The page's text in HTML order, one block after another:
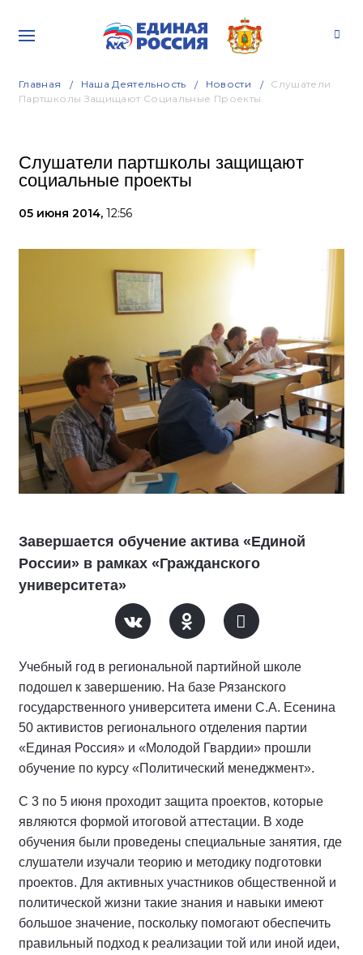
Главная Наша Деятельность Новости
Слушатели
Партшколы Защищают Социальные Проекты
Слушатели партшколы защищают
социальные проекты
05 июня 2014, 12:56
Завершается обучение актива «Единой
России» в рамках «Гражданского
университета»
Учебный год в региональной партийной школе
подошел к завершению. На базе Рязанского
государственного университета имени С.А. Есенина
50 активистов регионального отделения партии
«Единая Россия» и «Молодой Гвардии» прошли
обучение по курсу «Политический менеджмент».
С 3 по 5 июня проходит защита проектов, которые
являются формой итоговой аттестации. В ходе
обучения были проведены специальные занятия, где
слушатели изучали теорию и методику подготовки
проектов. Для активных участников общественной и
политической жизни такие знания и навыки имеют
большое значение, поскольку помогают обеспечить
правильный подход к реализации той или иной идеи,